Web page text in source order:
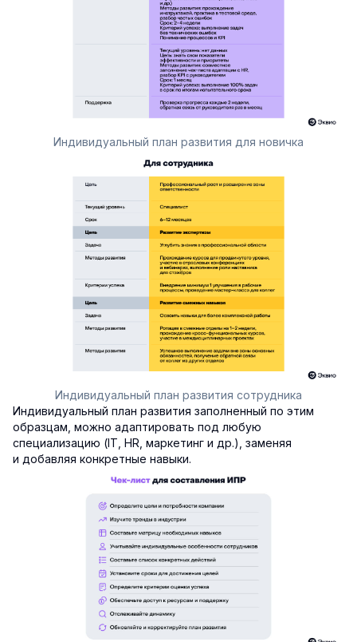
Индивидуальный план развития для новичка
Индивидуальный план развития сотрудника
Индивидуальный план развития заполненный по этим
образцам, можно адаптировать под любую
специализацию (IT, HR, маркетинг и др.), заменяя
и добавляя конкретные навыки.